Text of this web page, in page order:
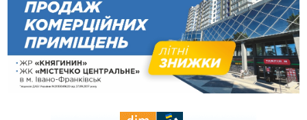
13:30
ФОТО На Надрічній тривають останні приготування до
нового руху
12:57
У Франківську зафіксували найбільшу спеку за всю історію
спостережень
12:24
Лікування наркоманії Київ: чому важливо розпочати
терапію якомога раніше
тисяч гривень у валюті, засудили до 5 років